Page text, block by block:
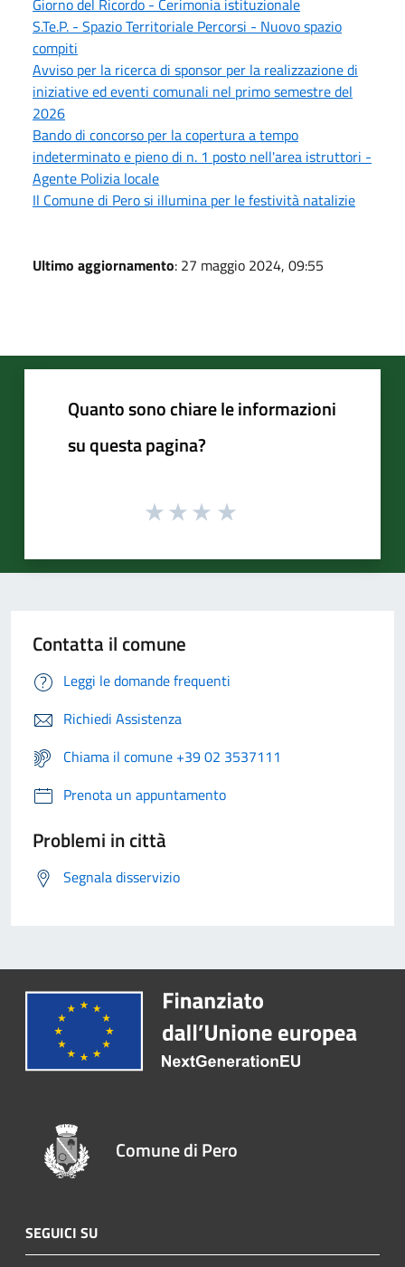
S.Te.P. - Spazio Territoriale Percorsi - Nuovo spazio
compiti
Avviso per la ricerca di sponsor per la realizzazione di
iniziative ed eventi comunali nel primo semestre del
2026
Bando di concorso per la copertura a tempo
indeterminato e pieno di n. 1 posto nell'area istruttori -
Agente Polizia locale
Il Comune di Pero si illumina per le festività natalizie
Ultimo aggiornamento: 27 maggio 2024, 09:55
Quanto sono chiare le informazioni
su questa pagina?
Contatta il comune
Leggi le domande frequenti
Richiedi Assistenza
Chiama il comune +39 02 3537111
Prenota un appuntamento
Problemi in città
Segnala disservizio
Comune di Pero
SEGUICI SU